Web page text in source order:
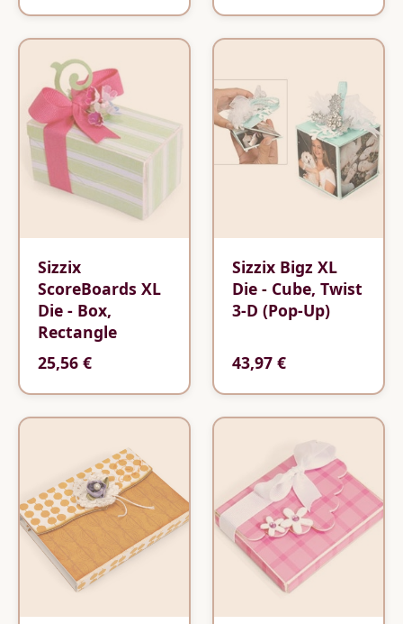
Sizzix
ScoreBoards XL
Die - Box,
Rectangle
25,56 €
Sizzix Bigz XL
Die - Cube, Twist
3-D (Pop-Up)
43,97 €